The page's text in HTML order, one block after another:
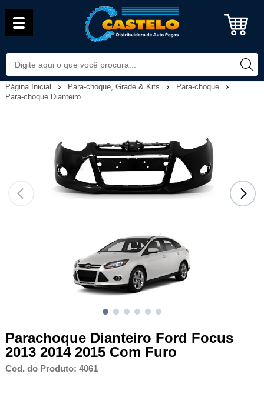
Página Inicial Para-choque, Grade & Kits
Para-choque
Para-choque Dianteiro
Parachoque Dianteiro Ford Focus
2013 2014 2015 Com Furo
Cod. do Produto: 4061